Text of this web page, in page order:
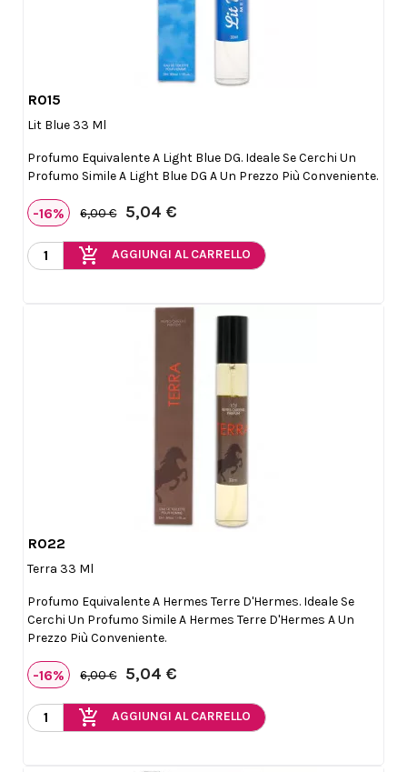
R015
Lit Blue 33 Ml
Profumo Equivalente A Light Blue DG. Ideale Se Cerchi Un
Profumo Simile A Light Blue DG A Un Prezzo Più Conveniente.
-16% 6,00 € 5,04 €
add_shopping_cart AGGIUNGI AL CARRELLO
R022
Terra 33 Ml
Profumo Equivalente A Hermes Terre D'Hermes. Ideale Se
Cerchi Un Profumo Simile A Hermes Terre D'Hermes A Un
Prezzo Più Conveniente.
-16% 6,00 € 5,04 €
add_shopping_cart AGGIUNGI AL CARRELLO